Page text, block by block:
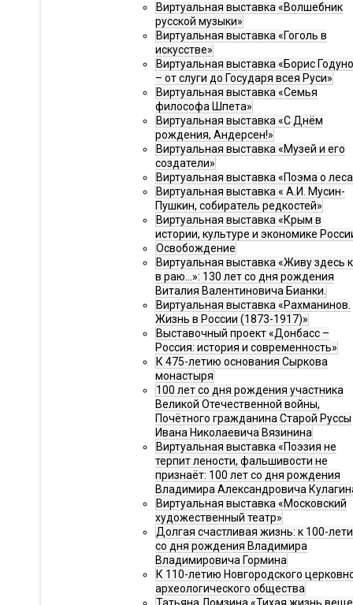
Виртуальная выставка «Волшебник
русской музыки»
Виртуальная выставка «Гоголь в
искусстве»
Виртуальная выставка «Борис
– от слуги до Государя всея Руси»
Виртуальная выставка «Семья
философа Шпета»
Виртуальная выставка «С Днём
рождения, Андерсен!»
Виртуальная выставка «Музей и его
создатели»
Виртуальная выставка «Поэма о
Виртуальная выставка « А.И. Мусин-
Пушкин, собиратель редкостей»
Виртуальная выставка «Крым в
истории, культуре и экономике
Освобождение
Виртуальная выставка «Живу здесь
в раю…»: 130 лет со дня рождения
Виталия Валентиновича Бианки.
Виртуальная выставка «Рахманинов.
Жизнь в России (1873-1917)»
Выставочный проект «Донбасс –
Россия: история и современность»
К 475-летию основания Сыркова
монастыря
100 лет со дня рождения участника
Великой Отечественной войны,
Почётного гражданина Старой Руссы
Ивана Николаевича Вязинина
Виртуальная выставка «Поэзия не
терпит лености, фальшивости не
признаёт: 100 лет со дня рождения
Владимира Александровича
Виртуальная выставка «Московский
художественный театр»
Долгая счастливая жизнь: к 100-
со дня рождения Владимира
Владимировича Гормина
К 110-летию Новгородского
археологического общества